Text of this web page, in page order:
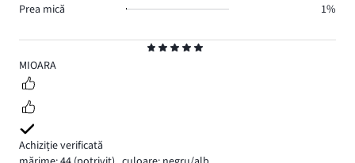
5
MIOARA
Achiziție verificată
Prea mică
1%